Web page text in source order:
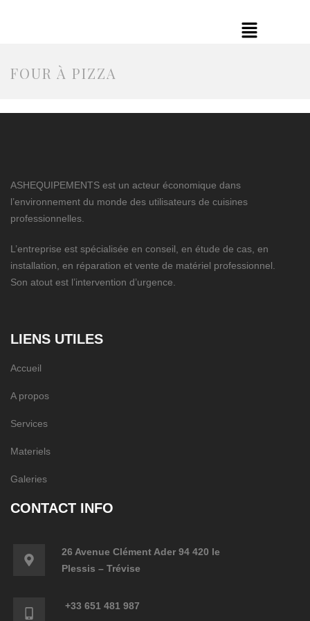
FOUR À PIZZA
ASHEQUIPEMENTS est un acteur économique dans
l’environnement du monde des utilisateurs de cuisines
professionnelles.
L’entreprise est spécialisée en conseil, en étude de cas, en
installation, en réparation et vente de matériel professionnel.
Son atout est l’intervention d’urgence.
LIENS UTILES
Accueil
A propos
Services
Materiels
Galeries
CONTACT INFO
26 Avenue Clément Ader 94 420 le
Plessis – Trévise
+33 651 481 987